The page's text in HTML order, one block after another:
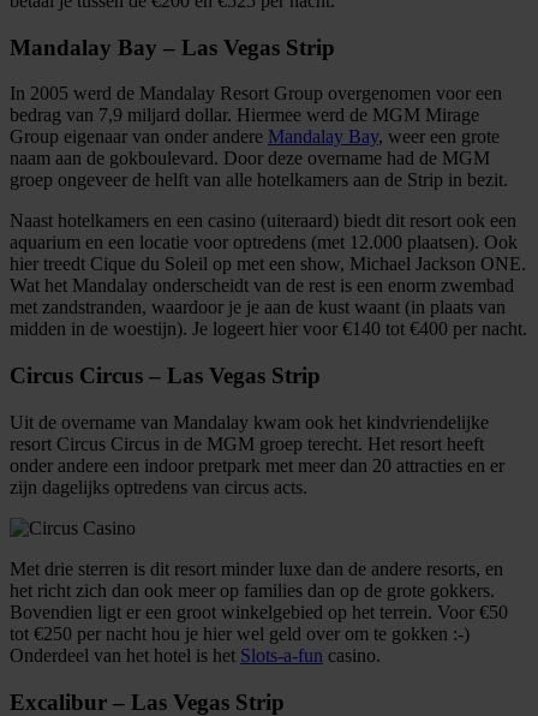
Mandalay Bay – Las Vegas Strip
In 2005 werd de Mandalay Resort Group overgenomen voor een
bedrag van 7,9 miljard dollar. Hiermee werd de MGM Mirage
Group eigenaar van onder andere Mandalay Bay, weer een grote
naam aan de gokboulevard. Door deze overname had de MGM
groep ongeveer de helft van alle hotelkamers aan de Strip in bezit.
Naast hotelkamers en een casino (uiteraard) biedt dit resort ook een
aquarium en een locatie voor optredens (met 12.000 plaatsen). Ook
hier treedt Cique du Soleil op met een show, Michael Jackson ONE.
Wat het Mandalay onderscheidt van de rest is een enorm zwembad
met zandstranden, waardoor je je aan de kust waant (in plaats van
midden in de woestijn). Je logeert hier voor €140 tot €400 per nacht.
Circus Circus – Las Vegas Strip
Uit de overname van Mandalay kwam ook het kindvriendelijke
resort Circus Circus in de MGM groep terecht. Het resort heeft
onder andere een indoor pretpark met meer dan 20 attracties en er
zijn dagelijks optredens van circus acts.
Met drie sterren is dit resort minder luxe dan de andere resorts, en
het richt zich dan ook meer op families dan op de grote gokkers.
Bovendien ligt er een groot winkelgebied op het terrein. Voor €50
tot €250 per nacht hou je hier wel geld over om te gokken :-)
Onderdeel van het hotel is het Slots-a-fun casino.
Excalibur – Las Vegas Strip